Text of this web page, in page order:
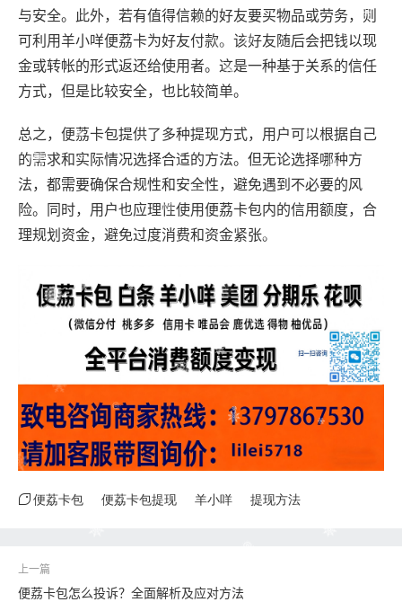
与安全。此外，若有值得信赖的好友要买物品或劳务，则
可利用羊小咩便荔卡为好友付款。该好友随后会把钱以现
金或转帐的形式返还给使用者。这是一种基于关系的信任
方式，但是比较安全，也比较简单。
总之，便荔卡包提供了多种提现方式，用户可以根据自己
的需求和实际情况选择合适的方法。但无论选择哪种方
法，都需要确保合规性和安全性，避免遇到不必要的风
险。同时，用户也应理性使用便荔卡包内的信用额度，合
理规划资金，避免过度消费和资金紧张。
便荔卡包 便荔卡包提现 羊小咩 提现方法
便荔卡包怎么投诉？全面解析及应对方法